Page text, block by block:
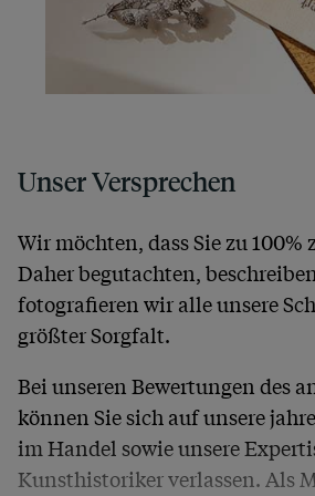
Unser Versprechen
Wir möchten, dass Sie zu
Daher begutachten,
fotografieren wir alle unsere
größter Sorgfalt.
Bei unseren Bewertungen des
können Sie sich auf unsere
im Handel sowie unsere
Kunsthistoriker verlassen. Als